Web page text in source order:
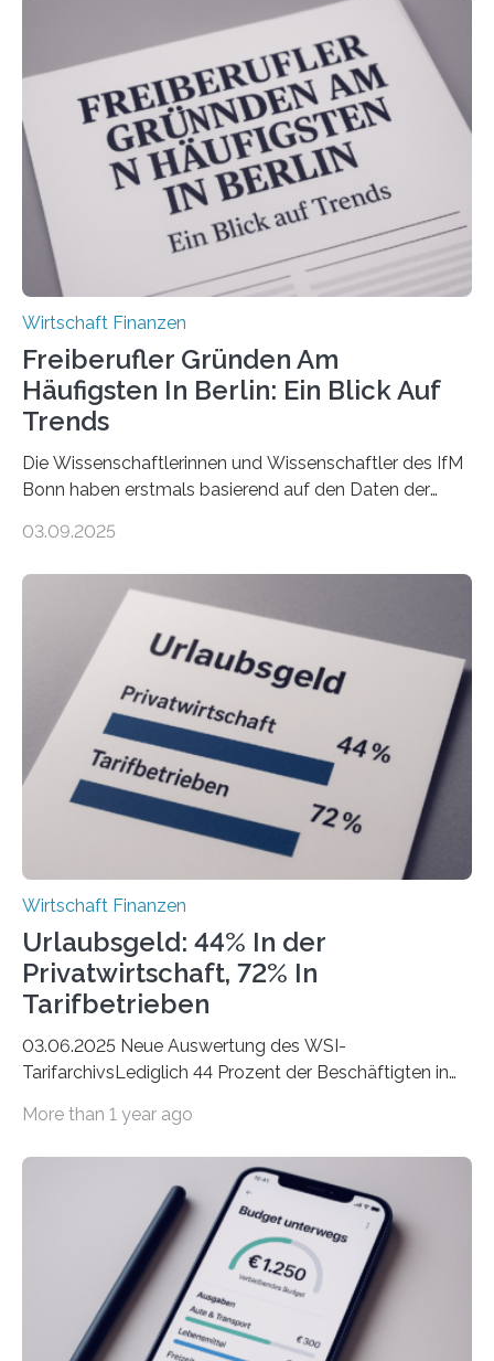
Bundesverbands Deutscher Versicherungskaufleute e.V.
durchgeführt haben. Die Studie basiert auf den
Antworten von 1.440 selbstständigen
Versicherungsvertreter*innen und -makler*innen. Ein
Ergebnis: Deutlich mehr als die Hälfte der Befragten ist
über 50 Jahre alt und wird in den nächsten Jahren eine
Nachfolgeregelung benötigen. Aber nur ein Drittel hat
bereits Regelungen…
Wirtschaft Finanzen
Freiberufler Gründen Am
Häufigsten In Berlin: Ein Blick Auf
Trends
Die Wissenschaftlerinnen und Wissenschaftler des IfM
Bonn haben erstmals basierend auf den Daten der
Landkreise mit den meisten Gründungen von
ist demnach Berlin. Betrachtet man nur die Gründungen
der Freiberuflerinnen, so liegt Leipzig an der Spitze. In
Berlin starteten in 2024 die meisten Personen in eine
eigene freiberufliche Existenz, dahinter folgten die
Städte Hamburg, München und Köln. Betrachtet man
hingegen die Existenzgründungsintensität – die Anzahl
der freiberuflichen Gründungen je…
03.09.2025
Wirtschaft Finanzen
Urlaubsgeld: 44% In der
Privatwirtschaft, 72% In
Tarifbetrieben
03.06.2025 Neue Auswertung des WSI-
TarifarchivsLediglich 44 Prozent der Beschäftigten in
tarifgebundenen Betrieben ist der Anteil mit 72 Prozent
Unterkünfte fast überall deutlich teurer geworden. Für
viele Beschäftigte ist deshalb das zumeist im Juni oder
Juli ausgezahlte Urlaubsgeld ein wichtiger Faktor, um
sich den wohlverdienten Jahresurlaub leisten zu
können. Allerdings erhält mit 44 Prozent noch nicht
einmal die Hälfte aller Beschäftigten in der
Privatwirtschaft Urlaubsgeld. Zu diesem…
More than 1 year ago